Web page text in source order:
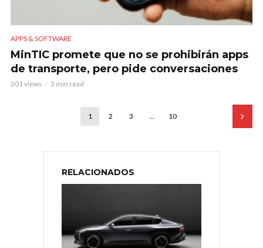
APPS & SOFTWARE
MinTIC promete que no se prohibirán apps
de transporte, pero pide conversaciones
201 views 3 min read
1 2 3 … 10
RELACIONADOS